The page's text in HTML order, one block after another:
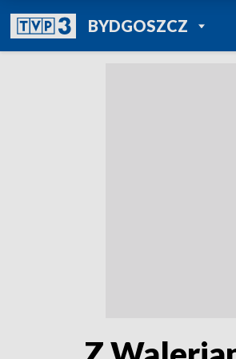
BYDGOSZCZPOWRÓT DO
TVP REGIONY